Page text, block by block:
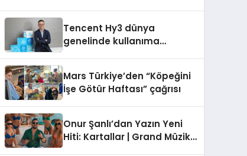
Tencent Hy3 dünya
genelinde kullanıma
Mars Türkiye’den “Köpeğini
İşe Götür Haftası” çağrısı
Onur Şanlı’dan Yazın Yeni
Hiti: Kartallar | Grand Müzik